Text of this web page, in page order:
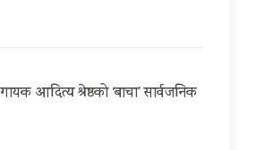
गायक आदित्य श्रेष्ठको ‘बाचा’ सार्वजनिक